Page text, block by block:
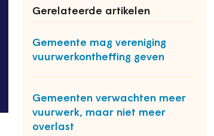
Gerelateerde artikelen
Gemeente mag vereniging
vuurwerkontheffing geven
Gemeenten verwachten meer
vuurwerk, maar niet meer
overlast